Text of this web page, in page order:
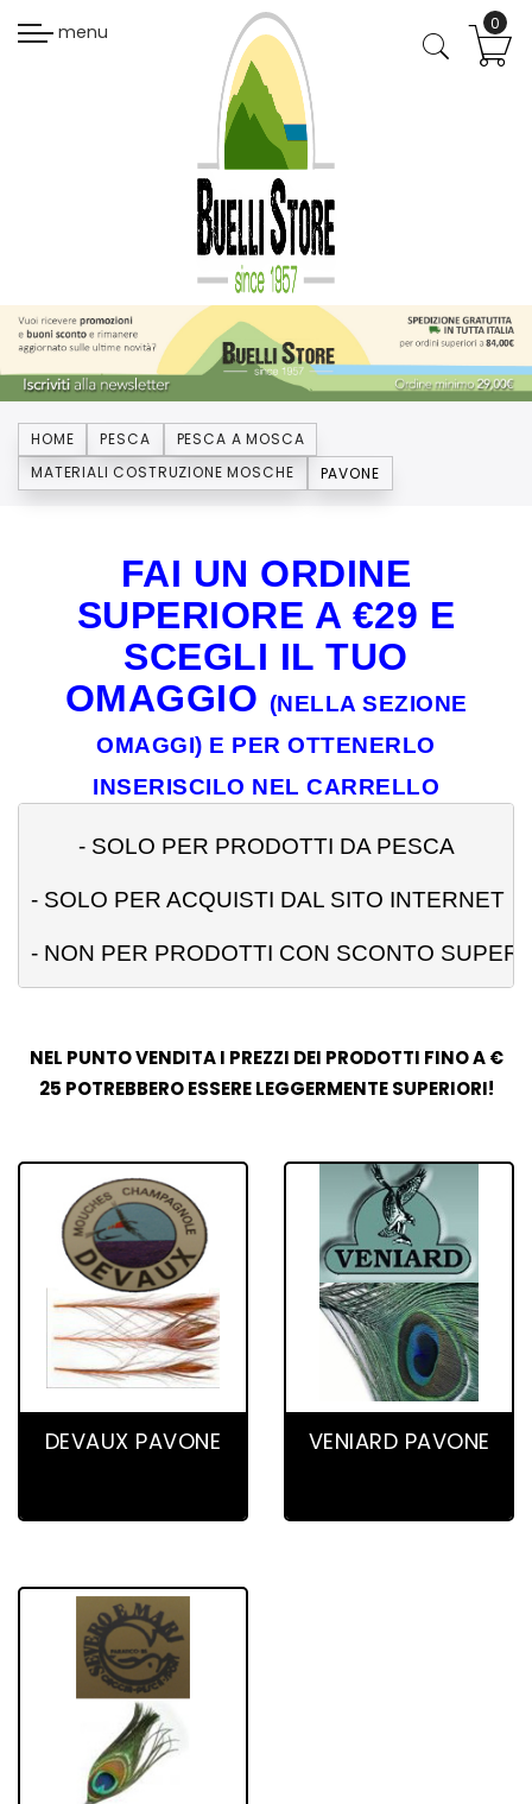
menu
HOME PESCA
PESCA A MOSCA
MATERIALI COSTRUZIONE MOSCHE
PAVONE
FAI UN ORDINE
SUPERIORE A €29 E
SCEGLI IL TUO
OMAGGIO (NELLA SEZIONE
OMAGGI) E PER OTTENERLO
INSERISCILO NEL CARRELLO
- SOLO PER PRODOTTI DA PESCA
- SOLO PER ACQUISTI DAL SITO INTERNET
- NON PER PRODOTTI CON SCONTO
NEL PUNTO VENDITA I PREZZI DEI PRODOTTI FINO A €
25 POTREBBERO ESSERE LEGGERMENTE SUPERIORI!
DEVAUX PAVONE VENIARD PAVONE